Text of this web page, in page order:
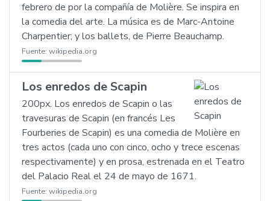
febrero de por la compañía de Molière. Se inspira en
la comedia del arte. La música es de Marc-Antoine
Charpentier; y los ballets, de Pierre Beauchamp.
Fuente: wikipedia.org
Los enredos de Scapin
200px. Los enredos de Scapin o las
travesuras de Scapin (en francés Les
Fourberies de Scapin) es una comedia de Molière en
tres actos (cada uno con cinco, ocho y trece escenas
respectivamente) y en prosa, estrenada en el Teatro
del Palacio Real el 24 de mayo de 1671.
Fuente: wikipedia.org